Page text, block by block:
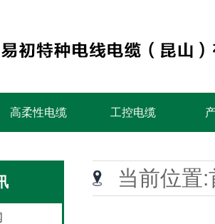
高柔性电缆 工控电缆
当前位置: